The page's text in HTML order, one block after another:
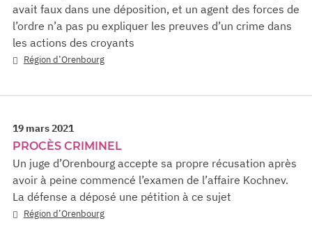
avait faux dans une déposition, et un agent des forces de
l’ordre n’a pas pu expliquer les preuves d’un crime dans
les actions des croyants
Région d’Orenbourg
19 mars 2021
PROCÈS CRIMINEL
Un juge d’Orenbourg accepte sa propre récusation après
avoir à peine commencé l’examen de l’affaire Kochnev.
La défense a déposé une pétition à ce sujet
Région d’Orenbourg